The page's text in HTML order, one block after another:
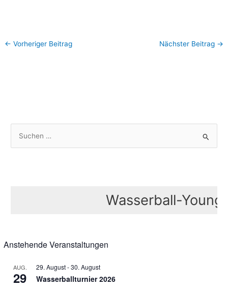
← Vorheriger Beitrag Nächster Beitrag →
c
Wasserball-
Anstehende Veranstaltungen
AUG.
29
29. August-30. August
Wasserballturnier 2026